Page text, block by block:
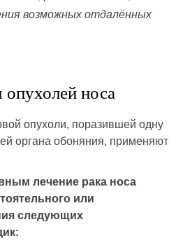
возможных отдалённых
носа
опухоли, поразившей одну
органа обоняния, применяют
лечение рака носа
или
следующих